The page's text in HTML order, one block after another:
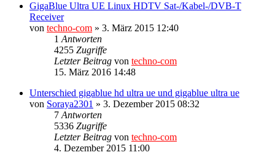
GigaBlue Ultra UE Linux HDTV Sat-/Kabel-/DVB-T
Receiver
von techno-com » 3. März 2015 12:40
1 Antworten
4255 Zugriffe
Letzter Beitrag von techno-com
15. März 2016 14:48
Unterschied gigablue hd ultra ue und gigablue ultra ue
von Soraya2301 » 3. Dezember 2015 08:32
7 Antworten
5336 Zugriffe
Letzter Beitrag von techno-com
4. Dezember 2015 11:00